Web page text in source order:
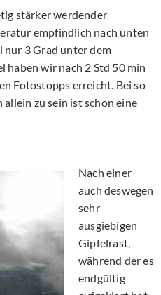
stärker werdender
empfindlich nach unten
nur 3 Grad unter dem
wir nach 2 Std 50 min
Fotostopps erreicht. Bei so
zu sein ist schon eine
Nach einer
auch deswegen
sehr
ausgiebigen
Gipfelrast,
während der es
endgültig